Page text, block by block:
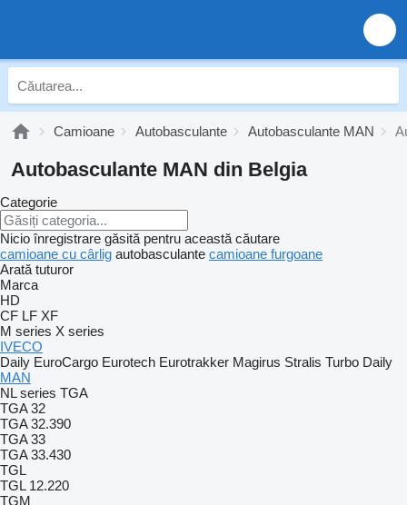
Camioane Autobasculante Autobasculante MAN
Autobasculante MAN din Belgia
Categorie
Nicio înregistrare găsită pentru această căutare
camioane cu cârlig autobasculante camioane furgoane
Arată tuturor
Marca
HD
CF LF XF
M series X series
IVECO
Daily EuroCargo Eurotech Eurotrakker Magirus Stralis Turbo Daily
MAN
NL series TGA
TGA 32
TGA 32.390
TGA 33
TGA 33.430
TGL
TGL 12.220
TGM